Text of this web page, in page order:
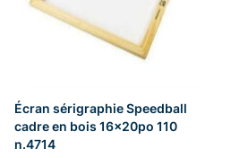
Écran sérigraphie Speedball
cadre en bois 16x20po 110
n.4714